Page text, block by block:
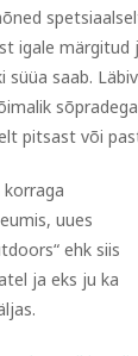
igale märgitud
saab.
pitsast või
uues
ehk siis
ja eks ju ka